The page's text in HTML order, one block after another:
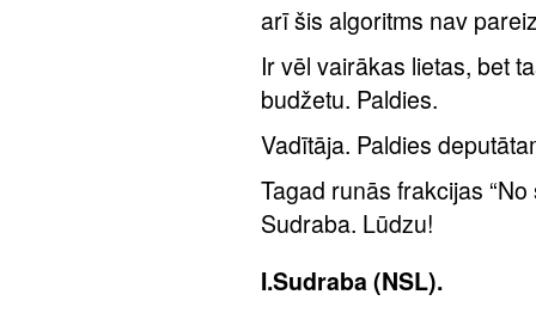
arī šis algoritms nav
Ir vēl vairākas lietas, bet
budžetu. Paldies.
Vadītāja. Paldies
Tagad runās frakcijas
Sudraba. Lūdzu!
I.Sudraba (NSL).